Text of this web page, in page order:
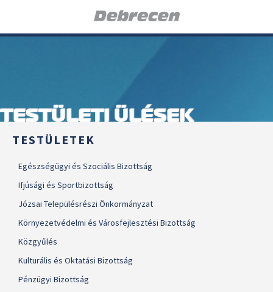
TESTÜLETI ÜLÉSEK
TESTÜLETEK
Egészségügyi és Szociális Bizottság
Ifjúsági és Sportbizottság
Józsai Településrészi Önkormányzat
Környezetvédelmi és Városfejlesztési Bizottság
Közgyűlés
Kulturális és Oktatási Bizottság
Pénzügyi Bizottság